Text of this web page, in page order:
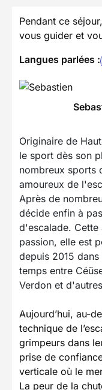
Pendant ce
vous guider et
Langues parlées :
Originaire de
le sport dès son
nombreux sports
amoureux de
Après de
décide enfin à
d'escalade.
passion, elle est
depuis 2015
temps entre
Verdon et
Aujourd’hui, au-
technique de
grimpeurs dans
prise de
verticale où le
La peur de la